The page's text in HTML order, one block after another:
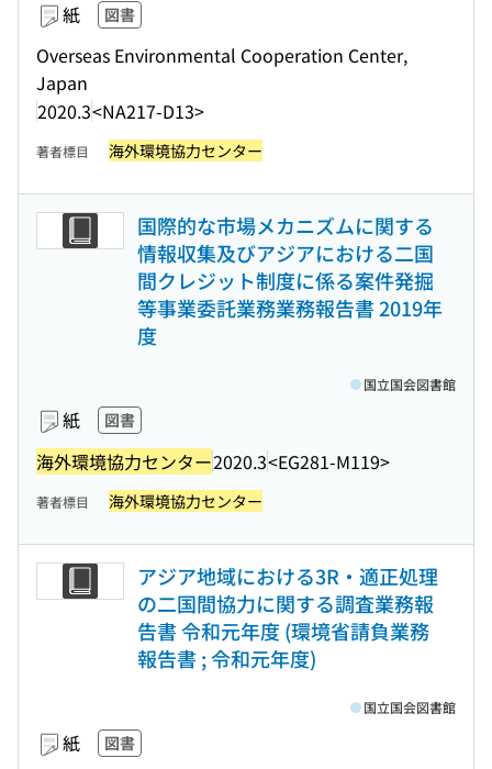
紙 図書
Overseas Environmental Cooperation Center,
Japan
2020.3<NA217-D13>
著者標目 海外環境協力センター
国際的な市場メカニズムに関する
情報収集及びアジアにおける二国
間クレジット制度に係る案件発掘
等事業委託業務業務報告書 2019年
度
紙 図書
海外環境協力センター2020.3<EG281-M119>
国立国会図書館
著者標目 海外環境協力センター
アジア地域における3R・適正処理
の二国間協力に関する調査業務報
告書 令和元年度 (環境省請負業務
報告書 ; 令和元年度)
紙 図書
国立国会図書館